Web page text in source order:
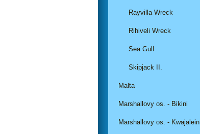
Rayvilla Wreck
Rihiveli Wreck
Sea Gull
Skipjack II.
Malta
Marshallovy os. - Bikini
Marshallovy os. - Kwajalein